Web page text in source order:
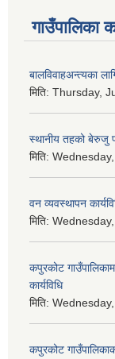
गाउँपालिका
बालविवाहअन्त्यका
मिति: Thursday,
स्थानीय तहको बेरुजु
मिति:
वन व्यवस्थापन
मिति:
कपुरकोट
कार्यविधि
मिति:
कपुरकोट